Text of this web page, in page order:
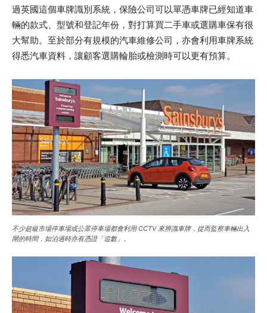
過英國這個車牌識別系統，保險公司可以單憑車牌已經知道車
輛的款式、型號和登記年份，對打算買二手車或選購車保有很
大幫助。至於部分有規模的汽車維修公司，亦會利用車牌系統
得悉汽車資料，讓顧客選購輪胎或檢測時可以更有預算。
不少超級市場停車場或公眾停車場都會利用 CCTV 來辨識車牌，從而監察車輛出入
閘的時間，如泊過時亦有憑證「追數」。